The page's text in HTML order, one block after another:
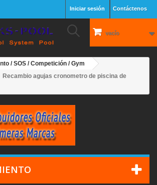
Contáctenos
Iniciar sesión
vacío
/ SOS / Competición / Gym
Recambio agujas cronometro de piscina de